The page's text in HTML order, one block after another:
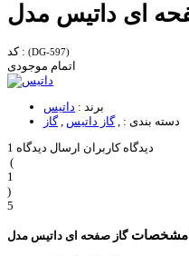
کد : (DG-597)
اتمام موجودی
برند : داتیس
دسته بندی : ,گاز داتیس ,گاز
1 دیدگاه کاربران ارسال دیدگاه
(
1
)
5
مشخصات